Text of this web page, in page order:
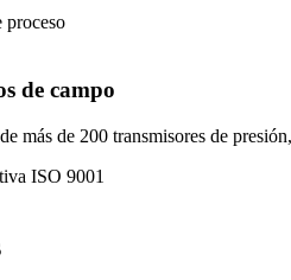
proceso
de campo
más de 200 transmisores de
ISO 9001